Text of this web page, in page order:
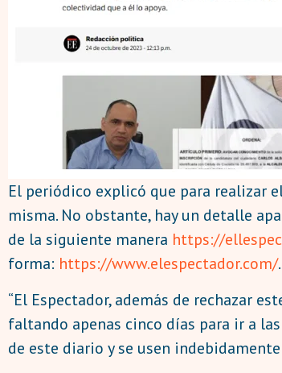
El periódico explicó que para realizar
misma. No obstante, hay un detalle
de la siguiente manera https://
forma: https://www.elespectador.com/.
“El Espectador, además de rechazar
faltando apenas cinco días para ir a
de este diario y se usen